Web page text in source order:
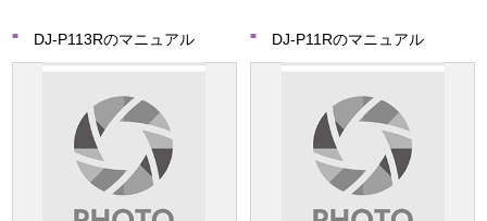
DJ-P113Rのマニュアル DJ-P11Rのマニュアル